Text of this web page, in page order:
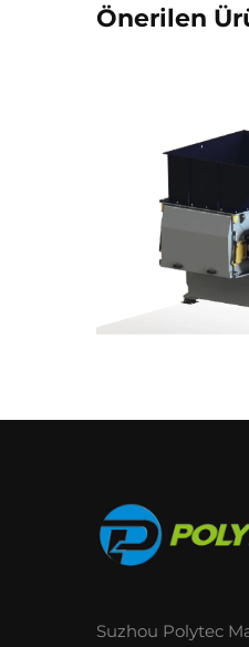
Önerilen
Suzhou Polytec